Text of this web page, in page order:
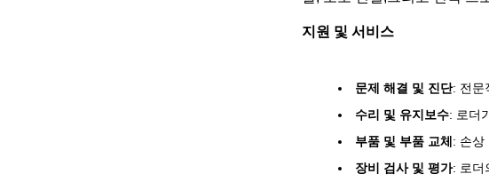
지원 및 서비스
문제 해결 및 진단: 전문
수리 및 유지보수: 로더
부품 및 부품 교체 : 손상
장비 검사 및 평가: 로더